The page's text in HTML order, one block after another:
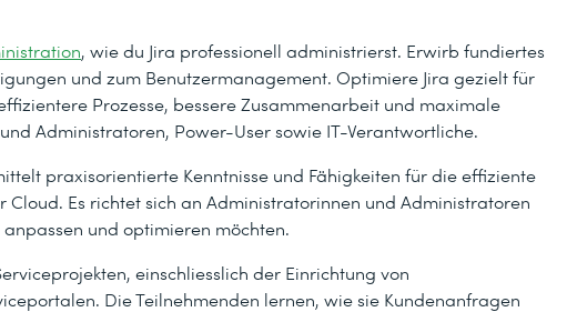
, wie du Jira professionell administrierst. Erwirb fundiertes
und zum Benutzermanagement. Optimiere Jira gezielt für
Prozesse, bessere Zusammenarbeit und maximale
Administratoren, Power-User sowie IT-Verantwortliche.
praxisorientierte Kenntnisse und Fähigkeiten für die effiziente
Es richtet sich an Administratorinnen und Administratoren
und optimieren möchten.
einschliesslich der Einrichtung von
Die Teilnehmenden lernen, wie sie Kundenanfragen